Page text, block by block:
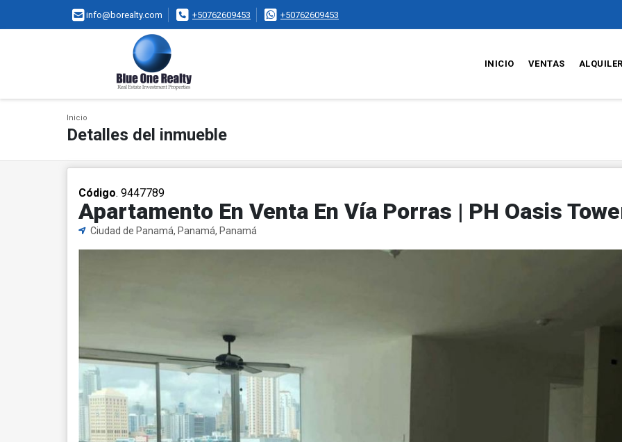
info@borealty.com +50762609453 +50762609453
INICIO VENTAS
Inicio
Detalles del inmueble
Código. 9447789
Apartamento En Venta En Vía Porras | PH Oasis
Ciudad de Panamá, Panamá, Panamá